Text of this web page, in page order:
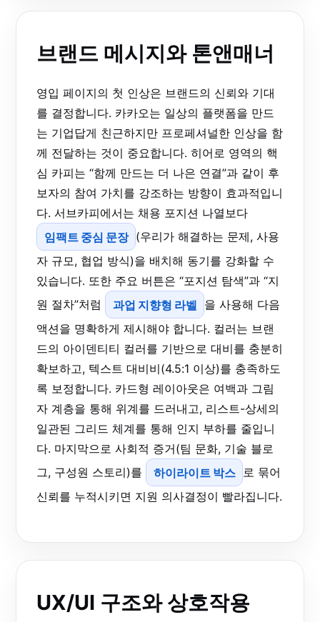
브랜드 메시지와 톤앤매너
영입 페이지의 첫 인상은 브랜드의 신뢰와 기대
를 결정합니다. 카카오는 일상의 플랫폼을 만드
는 기업답게 친근하지만 프로페셔널한 인상을 함
께 전달하는 것이 중요합니다. 히어로 영역의 핵
심 카피는 “함께 만드는 더 나은 연결”과 같이 후
보자의 참여 가치를 강조하는 방향이 효과적입니
다. 서브카피에서는 채용 포지션 나열보다
임팩트 중심 문장 (우리가 해결하는 문제, 사용
자 규모, 협업 방식)을 배치해 동기를 강화할 수
있습니다. 또한 주요 버튼은 “포지션 탐색”과 “지
원 절차”처럼
과업 지향형 라벨 을 사용해 다음
액션을 명확하게 제시해야 합니다. 컬러는 브랜
드의 아이덴티티 컬러를 기반으로 대비를 충분히
확보하고, 텍스트 대비비(4.5:1 이상)를 충족하도
록 보정합니다. 카드형 레이아웃은 여백과 그림
자 계층을 통해 위계를 드러내고, 리스트-상세의
일관된 그리드 체계를 통해 인지 부하를 줄입니
다. 마지막으로 사회적 증거(팀 문화, 기술 블로
그, 구성원 스토리)를
하이라이트 박스 로 묶어
신뢰를 누적시키면 지원 의사결정이 빨라집니다.
UX/UI 구조와 상호작용